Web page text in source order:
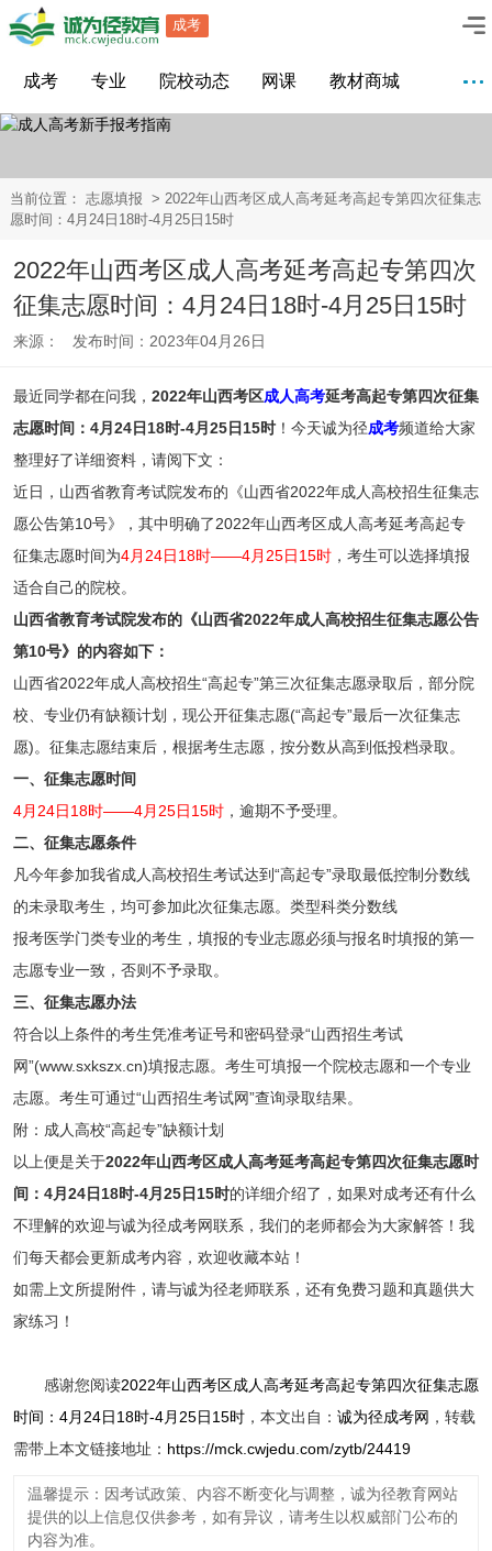
成考
成考 专业 院校动态 网课 教材商城
当前位置： 志愿填报 > 2022年山西考区成人高考延考高起专第四次征集志
愿时间：4月24日18时-4月25日15时
2022年山西考区成人高考延考高起专第四次
征集志愿时间：4月24日18时-4月25日15时
来源： 发布时间：2023年04月26日
最近同学都在问我， 2022年山西考区成人高考延考高起专第四次征集
志愿时间：4月24日18时-4月25日15时！今天诚为径成考频道给大家
整理好了详细资料，请阅下文：
近日，山西省教育考试院发布的《山西省2022年成人高校招生征集志
愿公告第10号》，其中明确了2022年山西考区成人高考延考高起专
征集志愿时间为4月24日18时——4月25日15时，考生可以选择填报
适合自己的院校。
山西省教育考试院发布的《山西省2022年成人高校招生征集志愿公告
第10号》的内容如下：
山西省2022年成人高校招生“高起专”第三次征集志愿录取后，部分院
校、专业仍有缺额计划，现公开征集志愿(“高起专”最后一次征集志
愿)。征集志愿结束后，根据考生志愿，按分数从高到低投档录取。
一、征集志愿时间
4月24日18时——4月25日15时，逾期不予受理。
二、征集志愿条件
凡今年参加我省成人高校招生考试达到“高起专”录取最低控制分数线
的未录取考生，均可参加此次征集志愿。类型科类分数线
报考医学门类专业的考生，填报的专业志愿必须与报名时填报的第一
志愿专业一致，否则不予录取。
三、征集志愿办法
符合以上条件的考生凭准考证号和密码登录“山西招生考试
网”(www.sxkszx.cn)填报志愿。考生可填报一个院校志愿和一个专业
志愿。考生可通过“山西招生考试网”查询录取结果。
附：成人高校“高起专”缺额计划
以上便是关于2022年山西考区成人高考延考高起专第四次征集志愿时
间：4月24日18时-4月25日15时的详细介绍了，如果对成考还有什么
不理解的欢迎与诚为径成考网联系，我们的老师都会为大家解答！我
们每天都会更新成考内容，欢迎收藏本站！
如需上文所提附件，请与诚为径老师联系，还有免费习题和真题供大
家练习！
感谢您阅读2022年山西考区成人高考延考高起专第四次征集志愿
时间：4月24日18时-4月25日15时，本文出自： 诚为径成考网 ，转载
需带上本文链接地址： https://mck.cwjedu.com/zytb/24419
温馨提示：因考试政策、内容不断变化与调整，诚为径教育网站
提供的以上信息仅供参考，如有异议，请考生以权威部门公布的
内容为准。